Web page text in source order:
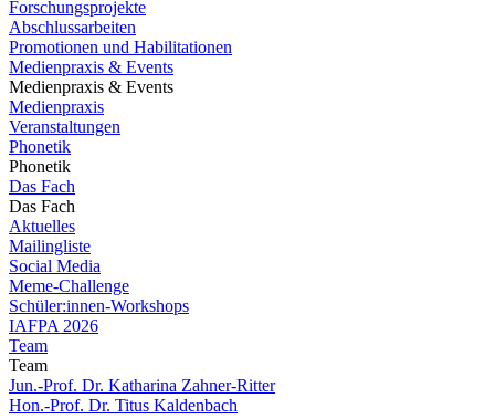
Forschungsprojekte
Abschlussarbeiten
Promotionen und Habilitationen
Medienpraxis & Events
Medienpraxis & Events
Medienpraxis
Veranstaltungen
Phonetik
Phonetik
Das Fach
Das Fach
Aktuelles
Mailingliste
Social Media
Meme-Challenge
Schüler:innen-Workshops
IAFPA 2026
Team
Team
Jun.-Prof. Dr. Katharina Zahner-Ritter
Hon.-Prof. Dr. Titus Kaldenbach